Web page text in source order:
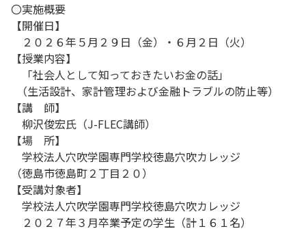
〇実施概要
【開催日】
２０２６年５月２９日（金）・６月２日（火）
【授業内容】
「社会人として知っておきたいお金の話」
（生活設計、家計管理および金融トラブルの防止等）
【講 師】
柳沢俊宏氏（J-FLEC講師）
【場 所】
学校法人穴吹学園専門学校徳島穴吹カレッジ
（徳島市徳島町２丁目２０）
【受講対象者】
学校法人穴吹学園専門学校徳島穴吹カレッジ
２０２７年３月卒業予定の学生（計１６１名）